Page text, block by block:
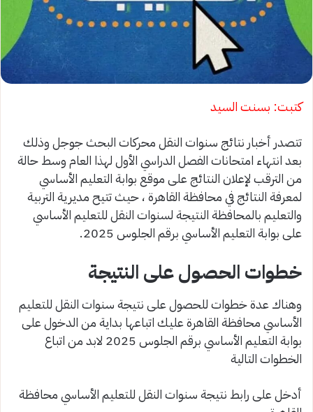
كتبت: بسنت السيد
تتصدر أخبار نتائج سنوات النقل محركات البحث جوجل وذلك
بعد انتهاء امتحانات الفصل الدراسي الأول لهذا العام وسط حالة
من الترقب لإعلان النتائج على موقع بوابة التعليم الأساسي
لمعرفة النتائج في محافظة القاهرة ، حيث تتيح مديرية التربية
والتعليم بالمحافظة النتيجة لسنوات النقل للتعليم الأساسي
على بوابة التعليم الأساسي برقم الجلوس 2025.
خطوات الحصول على النتيجة
وهناك عدة خطوات للحصول على نتيجة سنوات النقل للتعليم
الأساسي محافظة القاهرة عليك اتباعها بداية من الدخول على
بوابة التعليم الأساسي برقم الجلوس 2025 لابد من اتباع
الخطوات التالية
أدخل على رابط نتيجة سنوات النقل للتعليم الأساسي محافظة